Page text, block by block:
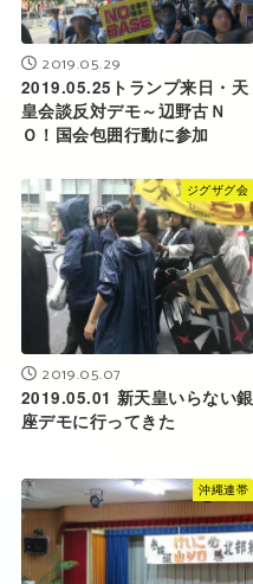
2019.05.29
2019.05.25トランプ来日・天
皇会談反対デモ～辺野古Ｎ
Ｏ！国会包囲行動に参加
ジグザグ会
2019.05.07
2019.05.01 新天皇いらない銀
座デモに行ってきた
沖縄連帯